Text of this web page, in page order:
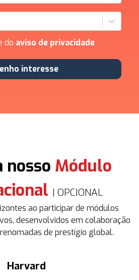
do aviso de privacidade
interesse
nosso Módulo
| OPCIONAL
ao participar de módulos
desenvolvidos em colaboração
de prestígio global.
Harvard